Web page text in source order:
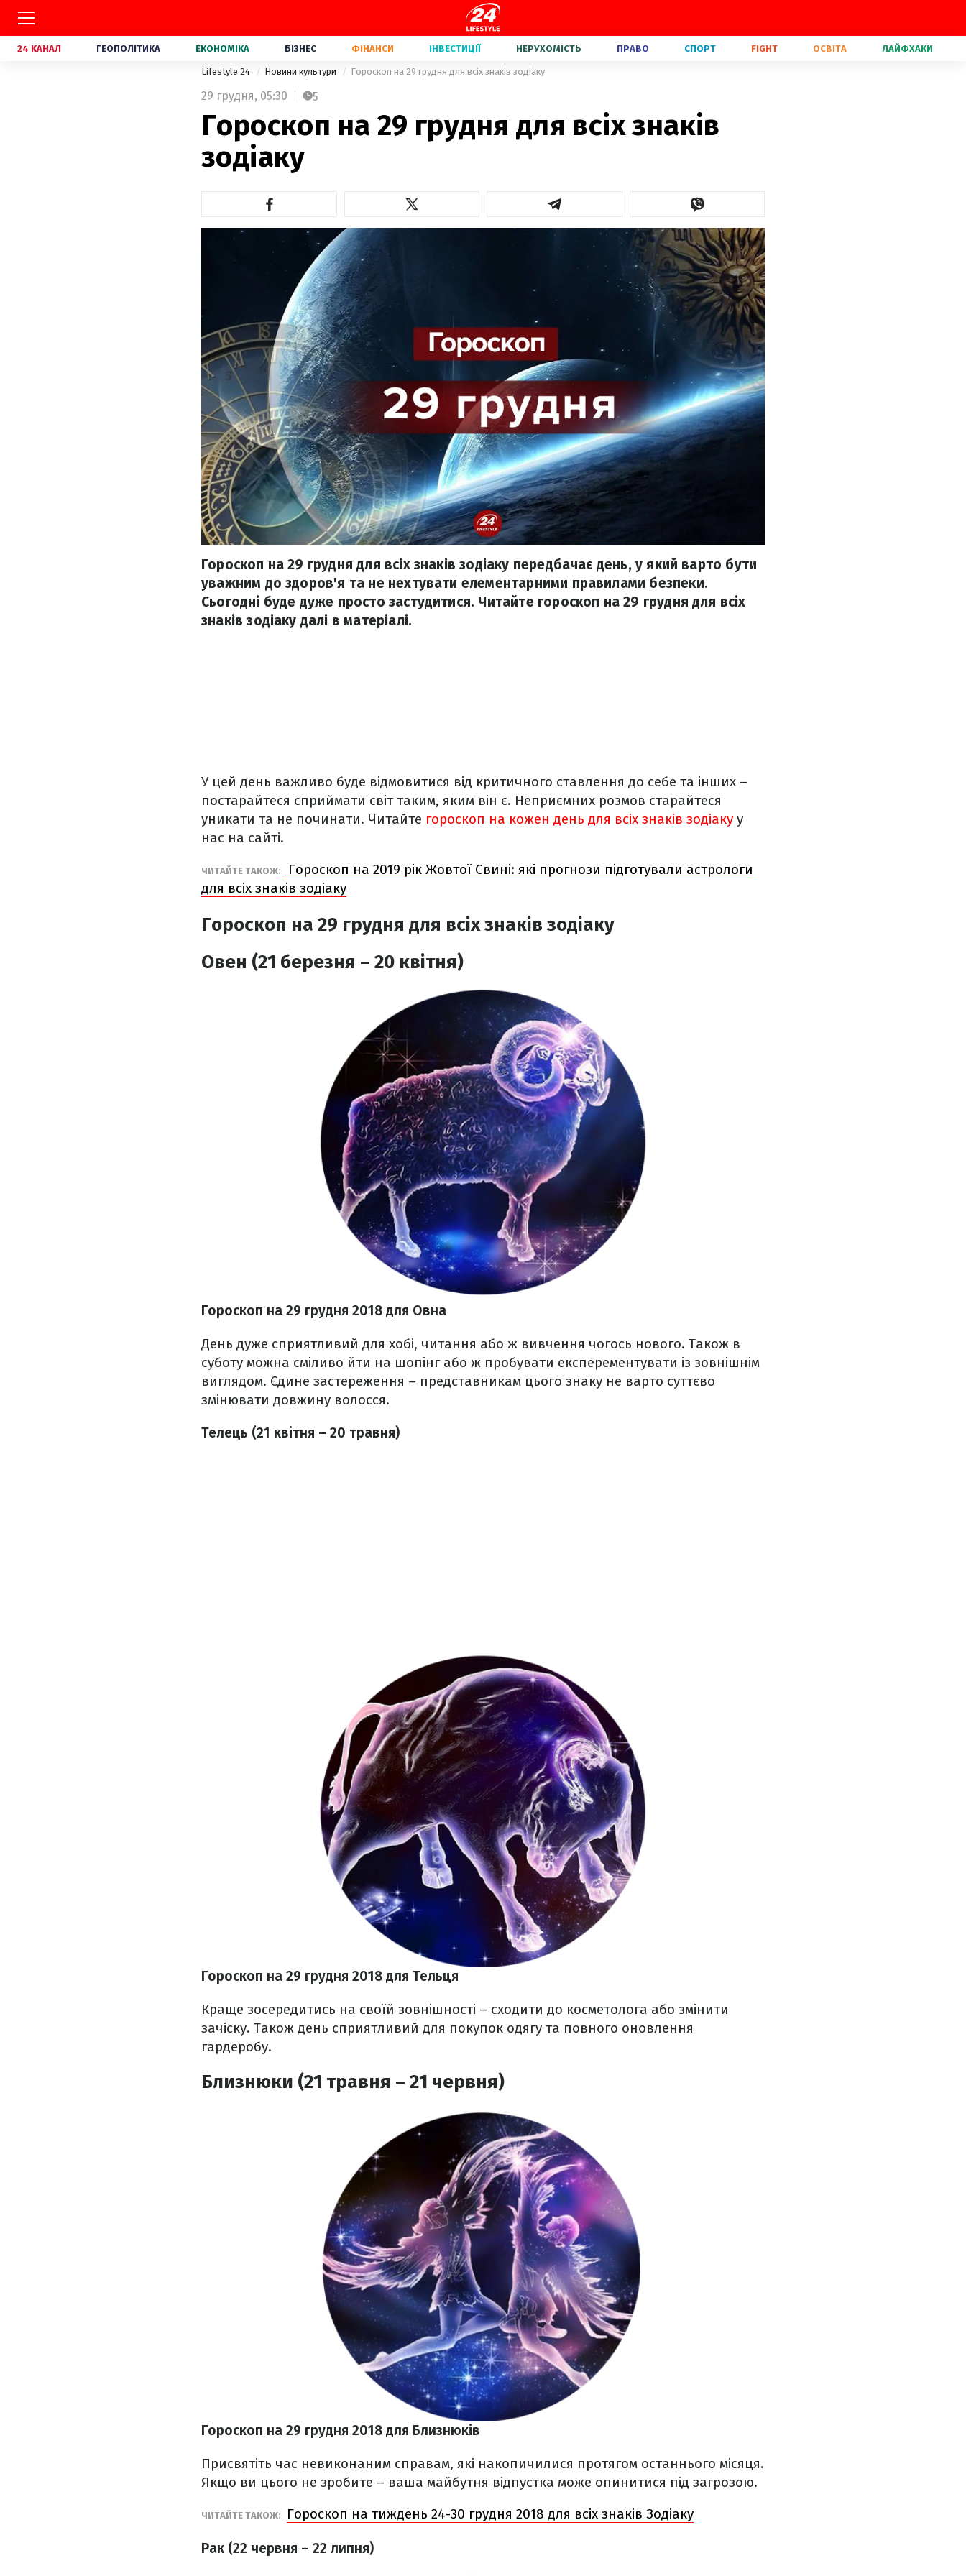
24 КАНАЛ ГЕОПОЛІТИКА ЕКОНОМІКА БІЗНЕС ФІНАНСИ ІНВЕСТИЦІЇ НЕРУХОМІСТЬ ПРАВО СПОРТ FIGHT ОСВІТА ЛАЙФХАКИ
Lifestyle 24 Новини культури Гороскоп на 29 грудня для всіх знаків зодіаку
29 грудня, 05:30 5
Гороскоп на 29 грудня для всіх знаків
зодіаку
Гороскоп на 29 грудня для всіх знаків зодіаку передбачає день, у який варто бути
уважним до здоров'я та не нехтувати елементарними правилами безпеки.
Сьогодні буде дуже просто застудитися. Читайте гороскоп на 29 грудня для всіх
знаків зодіаку далі в матеріалі.
У цей день важливо буде відмовитися від критичного ставлення до себе та інших –
постарайтеся сприймати світ таким, яким він є. Неприємних розмов старайтеся
уникати та не починати. Читайте гороскоп на кожен день для всіх знаків зодіаку у
нас на сайті.
ЧИТАЙТЕ ТАКОЖ:
Гороскоп на 2019 рік Жовтої Свині: які прогнози підготували астрологи
для всіх знаків зодіаку
Гороскоп на 29 грудня для всіх знаків зодіаку
Овен (21 березня – 20 квітня)
Гороскоп на 29 грудня 2018 для Овна
День дуже сприятливий для хобі, читання або ж вивчення чогось нового. Також в
суботу можна сміливо йти на шопінг або ж пробувати експерементувати із зовнішнім
виглядом. Єдине застереження – представникам цього знаку не варто суттєво
змінювати довжину волосся.
Телець (21 квітня – 20 травня)
Гороскоп на 29 грудня 2018 для Тельця
Краще зосередитись на своїй зовнішності – сходити до косметолога або змінити
зачіску. Також день сприятливий для покупок одягу та повного оновлення
гардеробу.
Близнюки (21 травня – 21 червня)
Гороскоп на 29 грудня 2018 для Близнюків
Присвятіть час невиконаним справам, які накопичилися протягом останнього місяця.
Якщо ви цього не зробите – ваша майбутня відпустка може опинитися під загрозою.
ЧИТАЙТЕ ТАКОЖ: Гороскоп на тиждень 24-30 грудня 2018 для всіх знаків Зодіаку
Рак (22 червня – 22 липня)